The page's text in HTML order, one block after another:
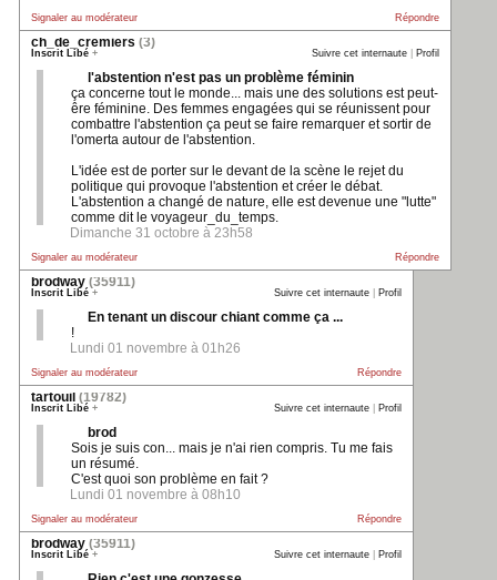
Signaler au modérateur Répondre
ch_de_cremiers (3)
Inscrit Libé + Suivre cet internaute Profil
l'abstention n'est pas un problème féminin
ça concerne tout le monde... mais une des solutions est peut-
êre féminine. Des femmes engagées qui se réunissent pour
combattre l'abstention ça peut se faire remarquer et sortir de
l'omerta autour de l'abstention.
L'idée est de porter sur le devant de la scène le rejet du
politique qui provoque l'abstention et créer le débat.
L'abstention a changé de nature, elle est devenue une "lutte"
comme dit le voyageur_du_temps.
Dimanche 31 octobre à 23h58
Signaler au modérateur Répondre
brodway (35911)
Inscrit Libé + Suivre cet internaute Profil
En tenant un discour chiant comme ça ...
!
Lundi 01 novembre à 01h26
Signaler au modérateur Répondre
tartouil (19782)
Inscrit Libé + Suivre cet internaute Profil
brod
Sois je suis con... mais je n'ai rien compris. Tu me fais
un résumé.
C'est quoi son problème en fait ?
Lundi 01 novembre à 08h10
Signaler au modérateur Répondre
brodway (35911)
Inscrit Libé + Suivre cet internaute Profil